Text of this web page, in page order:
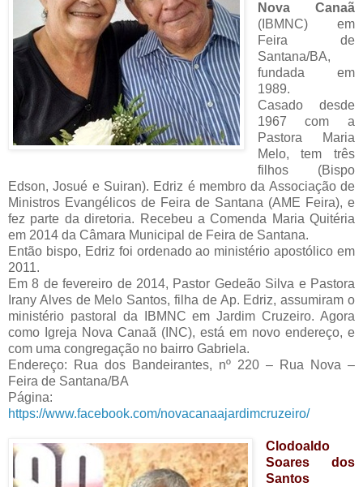
Nova Canaã
(IBMNC) em
Feira de
Santana/BA,
fundada em
1989.
Casado desde
1967 com a
Pastora Maria
Melo, tem três
filhos (Bispo
Edson, Josué e Suiran). Edriz é membro da Associação de
Ministros Evangélicos de Feira de Santana (AME Feira), e
fez parte da diretoria. Recebeu a Comenda Maria Quitéria
em 2014 da Câmara Municipal de Feira de Santana.
Então bispo, Edriz foi ordenado ao ministério apostólico em
2011.
Em 8 de fevereiro de 2014, Pastor Gedeão Silva e Pastora
Irany Alves de Melo Santos, filha de Ap. Edriz, assumiram o
ministério pastoral da IBMNC em Jardim Cruzeiro. Agora
como Igreja Nova Canaã (INC), está em novo endereço, e
com uma congregação no bairro Gabriela.
Endereço: Rua dos Bandeirantes, nº 220 – Rua Nova –
Feira de Santana/BA
Página:
https://www.facebook.com/novacanaajardimcruzeiro/
Clodoaldo
Soares dos
Santos